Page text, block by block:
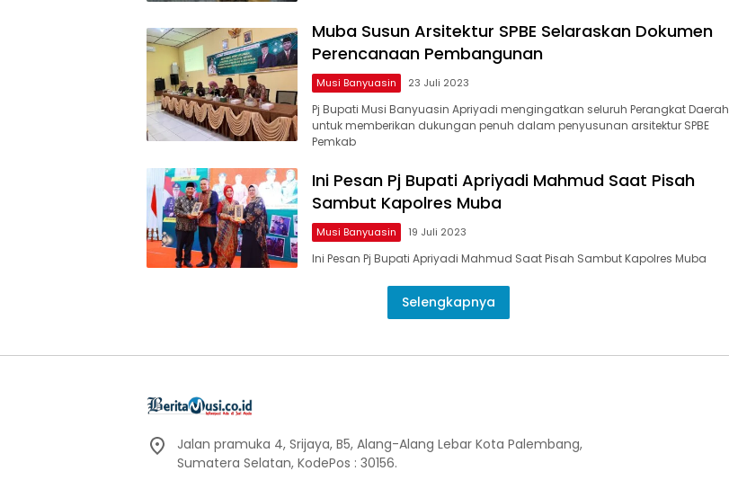
Muba Susun Arsitektur SPBE Selaraskan Dokumen
Perencanaan Pembangunan
Musi Banyuasin 23 Juli 2023
Pj Bupati Musi Banyuasin Apriyadi mengingatkan seluruh Perangkat Daerah
untuk memberikan dukungan penuh dalam penyusunan arsitektur SPBE
Pemkab
Ini Pesan Pj Bupati Apriyadi Mahmud Saat Pisah
Sambut Kapolres Muba
Musi Banyuasin 19 Juli 2023
Ini Pesan Pj Bupati Apriyadi Mahmud Saat Pisah Sambut Kapolres Muba
Selengkapnya
Jalan pramuka 4, Srijaya, B5, Alang-Alang Lebar Kota Palembang,
Sumatera Selatan, KodePos : 30156.